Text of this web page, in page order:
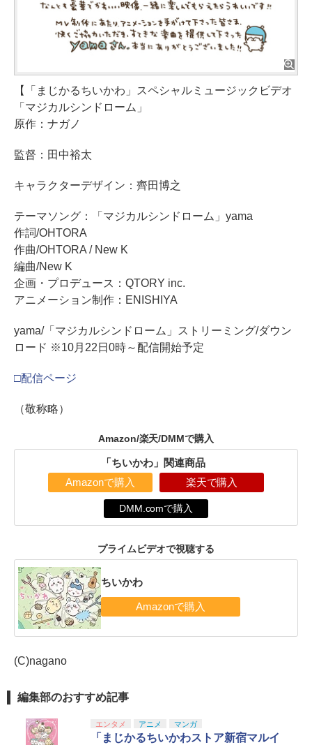
【「まじかるちいかわ」スペシャルミュージックビデオ
「マジカルシンドローム」
原作：ナガノ
監督：田中裕太
キャラクターデザイン：齊田博之
テーマソング：「マジカルシンドローム」yama
作詞/OHTORA
作曲/OHTORA / New K
編曲/New K
企画・プロデュース：QTORY inc.
アニメーション制作：ENISHIYA
yama/「マジカルシンドローム」ストリーミング/ダウン
ロード ※10月22日0時～配信開始予定
□配信ページ
（敬称略）
Amazon/楽天/DMMで購入
「ちいかわ」関連商品
Amazonで購入 楽天で購入
DMM.comで購入
プライムビデオで視聴する
ちいかわ
(C)nagano
編集部のおすすめ記事
エンタメ アニメ マンガ
「まじかるちいかわストア新宿マルイ